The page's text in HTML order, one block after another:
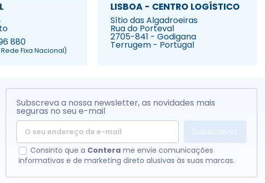
880
Fixa Nacional)
LISBOA - CENTRO LOGÍSTICO
Sítio das Algadroeiras
Rua do Porteval
2705-841 - Godigana
Terrugem - Portugal
Subscreva a nossa newsletter, as novidades mais
seguras no seu e-mail
Subscrever
Consinto que a Contera me envie comunicações
informativas e de marketing direto alusivas às suas marcas.